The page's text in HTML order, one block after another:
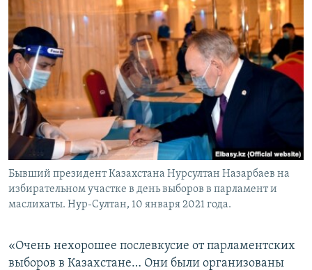
Бывший президент Казахстана Нурсултан Назарбаев на
избирательном участке в день выборов в парламент и
маслихаты. Нур-Султан, 10 января 2021 года.
«Очень нехорошее послевкусие от парламентских
выборов в Казахстане… Они были организованы